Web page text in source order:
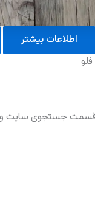
اطلاعات بیشتر
جستجوی سایت